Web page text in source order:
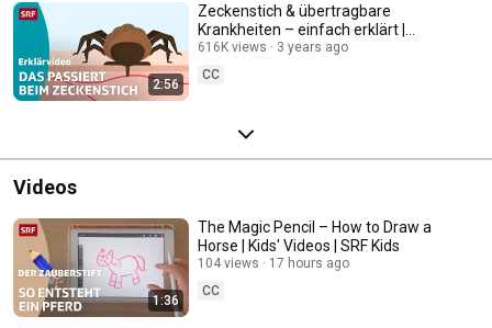
2:56
Zeckenstich & übertragbare
Krankheiten – einfach erklärt |
Kindervideos | SRF Kids
616K views
3 years ago
CC
Videos
1:36
The Magic Pencil – How to Draw a
Horse | Kids' Videos | SRF Kids
104 views
17 hours ago
CC